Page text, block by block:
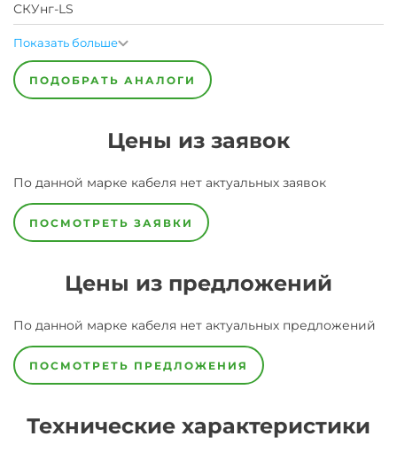
СКУнг-LS
Показать больше
ПОДОБРАТЬ АНАЛОГИ
Цены из заявок
По данной марке кабеля нет актуальных заявок
ПОСМОТРЕТЬ ЗАЯВКИ
Цены из предложений
По данной марке кабеля нет актуальных предложений
ПОСМОТРЕТЬ ПРЕДЛОЖЕНИЯ
Технические характеристики